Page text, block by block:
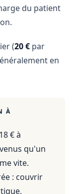
du patient
(20 € par
en
À
€à
qu'un
vite.
: couvrir